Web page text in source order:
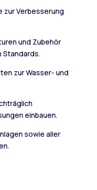
Verbesserung
und Zubehör
Standards.
zur Wasser- und
einbauen.
sowie aller